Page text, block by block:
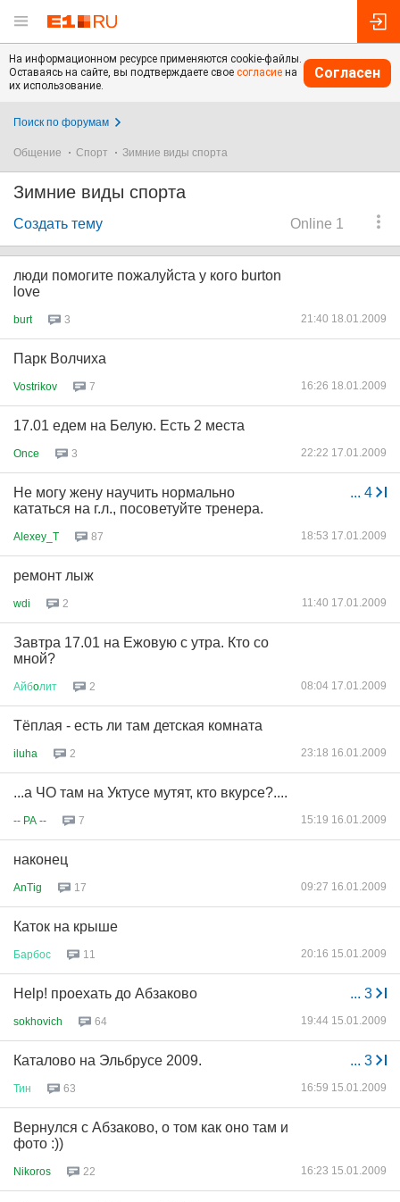
На информационном ресурсе применяются cookie-файлы.
Оставаясь на сайте, вы подтверждаете свое согласие на
их использование.
Согласен
Поиск по форумам
Общение Спорт Зимние виды спорта
Зимние виды спорта
Online 1
Создать тему
люди помогите пожалуйста у кого burton
love
burt 3 21:40 18.01.2009
Парк Волчиха
Vostrikov 7 16:26 18.01.2009
17.01 едем на Белую. Есть 2 места
Once 3 22:22 17.01.2009
... 4
Не могу жену научить нормально
кататься на г.л., посоветуйте тренера.
Alexey_T 87 18:53 17.01.2009
ремонт лыж
wdi 2 11:40 17.01.2009
Завтра 17.01 на Ежовую с утра. Кто со
мной?
Айбoлит 2 08:04 17.01.2009
Тёплая - есть ли там детская комната
iluha 2 23:18 16.01.2009
...а ЧО там на Уктусе мутят, кто вкурсе?....
-- PA -- 7 15:19 16.01.2009
наконец
AnTig 17 09:27 16.01.2009
Каток на крыше
Барбос 11 20:16 15.01.2009
... 3
Help! проехать до Абзаково
sokhovich 64 19:44 15.01.2009
... 3
Каталово на Эльбрусе 2009.
Тин 63 16:59 15.01.2009
Вернулся с Абзаково, о том как оно там и
фото :))
Nikoros 22 16:23 15.01.2009